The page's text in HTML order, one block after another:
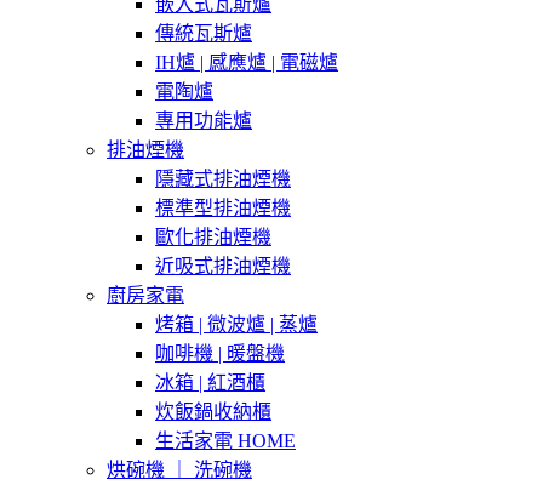
嵌入式瓦斯爐
傳統瓦斯爐
IH爐 | 感應爐 | 電磁爐
電陶爐
專用功能爐
排油煙機
隱藏式排油煙機
標準型排油煙機
歐化排油煙機
近吸式排油煙機
廚房家電
烤箱 | 微波爐 | 蒸爐
咖啡機 | 暖盤機
冰箱 | 紅酒櫃
炊飯鍋收納櫃
生活家電 HOME
烘碗機 ｜ 洗碗機